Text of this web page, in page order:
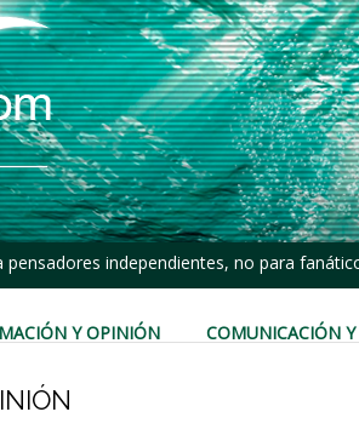
independientes, no para
Y OPINIÓN COMUNICACIÓN